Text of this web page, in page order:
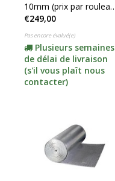
10mm (prix par rouleau
de 25m2) (cliquez ici
pour choisir l'épaisseur)
€249,00
Pas encore évalué(e)
Plusieurs semaines
de délai de livraison
(s'il vous plaît nous
contacter)